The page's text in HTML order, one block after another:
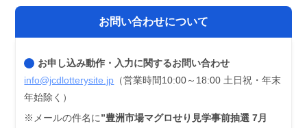
お問い合わせについて
お申し込み動作・入力に関するお問い合わせ
info@jcdlotterysite.jp （営業時間10:00～18:00 土日祝・年末
年始除く）
※メールの件名に”豊洲市場マグロせり見学事前抽選 7月